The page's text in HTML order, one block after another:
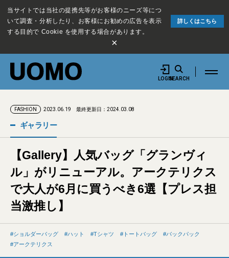
当サイトでは当社の提携先等がお客様のニーズ等につ
いて調査・分析したり、お客様にお勧めの広告を表示
する目的で Cookie を使用する場合があります。
詳しくはこちら
×
LOGINSEARCH
FASHION 2023.06.19 最終更新日：2024.03.08
ギャラリー
【Gallery】人気バッグ「グランヴィ
ル」がリニューアル。アークテリクス
で大人が6月に買うべき6選【プレス担
当激推し】
ショルダーバッグ ハット Tシャツ トートバッグ
バックパック
アークテリクス